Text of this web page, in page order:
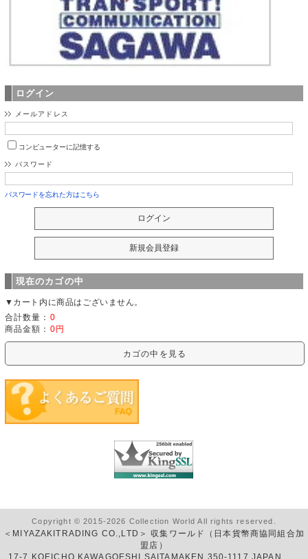
ログイン
メールアドレス
コンピューターに記憶する
パスワード
パスワードを忘れた方はこちら
現在のカゴの中
▼カート内に商品はございません。
合計数量： 0
商品金額： 0円
カゴの中を見る
Copyright © 2015-2026 Collection World All rights reserved.
＜MIYAZAKITRADING CO.,LTD＞ 収集ワールド（日本貨幣商協同組合加
盟店）
17-7 KOEICHO KAWAGOESHI SAITAMAKEN 350-1117 JAPAN